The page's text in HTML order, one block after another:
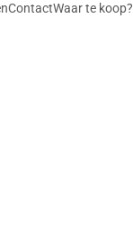
ContactWaar te koop?